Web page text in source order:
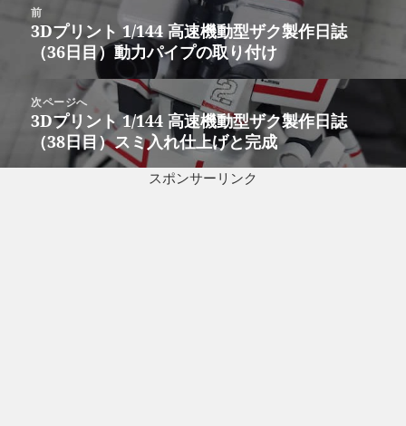
ン
前
前
の
稿:
3Dプリント 1/144 高速機動型ザク製作日誌
（36日目）動力パイプの取り付け
次ページへ
次
の
3Dプリント 1/144 高速機動型ザク製作日誌
（38日目）スミ入れ仕上げと完成
スポンサーリンク